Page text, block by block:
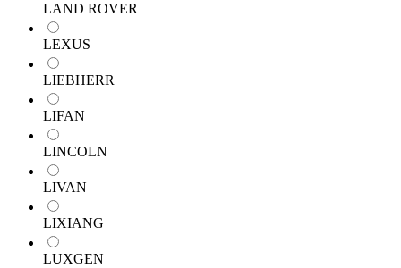
LAND ROVER
LEXUS
LIEBHERR
LIFAN
LINCOLN
LIVAN
LIXIANG
LUXGEN